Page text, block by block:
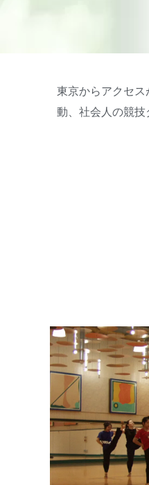
東京からアクセ
動、社会人の競技